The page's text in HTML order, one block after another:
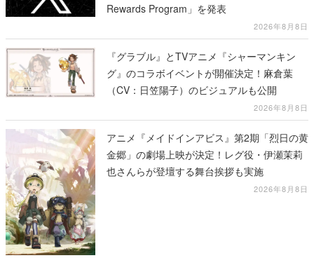
Rewards Program」を発表
2026年8月8日
『グラブル』とTVアニメ『シャーマンキン
グ』のコラボイベントが開催決定！麻倉葉
（CV：日笠陽子）のビジュアルも公開
2026年8月8日
アニメ『メイドインアビス』第2期「烈日の黄
金郷」の劇場上映が決定！レグ役・伊瀬茉莉
也さんらが登壇する舞台挨拶も実施
2026年8月8日